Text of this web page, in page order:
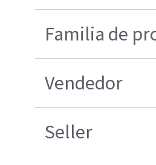
Familia de
Vendedor
Seller